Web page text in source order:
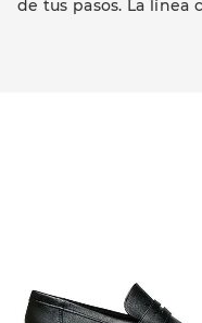
de tus pasos. La línea